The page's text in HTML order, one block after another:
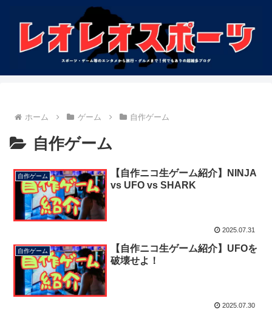
ホーム ゲーム 自作ゲーム
自作ゲーム
自作ゲーム
【自作ニコ生ゲーム紹介】NINJA
vs UFO vs SHARK
2025.07.31
自作ゲーム
【自作ニコ生ゲーム紹介】UFOを
破壊せよ！
2025.07.30